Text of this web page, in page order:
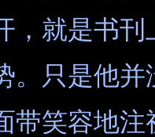
，就是书刊
。只是他并
带笑容地注